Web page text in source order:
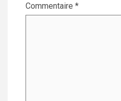
Commentaire *